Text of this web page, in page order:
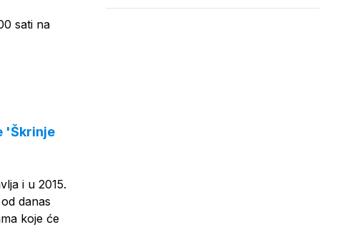
sati na
'Škrinje
i u 2015.
danas
koje će